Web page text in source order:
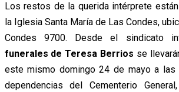
Los restos de la querida intérprete
la Iglesia Santa María de Las Condes,
Condes 9700. Desde el sindicato
funerales de Teresa Berrios se
este mismo domingo 24 de mayo a las
dependencias del Cementerio